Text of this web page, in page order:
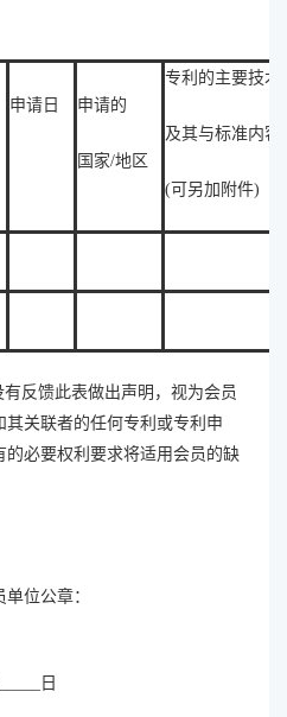
申请日 申请的
国家/地区
专利的主要技术
及其与标准内容
(可另加附件)
反馈此表做出声明，视为会员
关联者的任何专利或专利申
必要权利要求将适用会员的缺
位公章：
日